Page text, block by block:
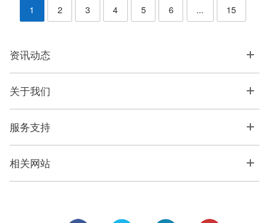
1 2 3 4 5 6 ... 15
资讯动态
关于我们
服务支持
相关网站